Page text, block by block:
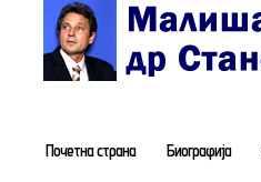
Почетна страна Биографија